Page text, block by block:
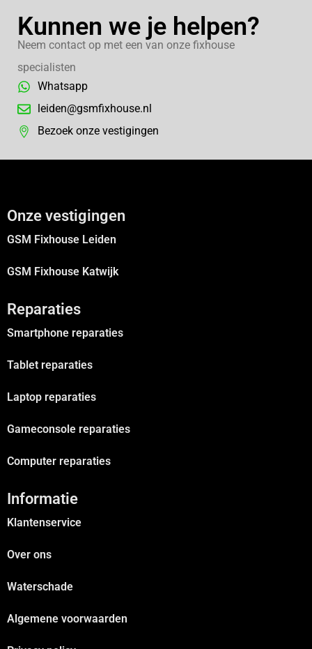
Kunnen we je helpen?
Neem contact op met een van onze fixhouse
specialisten
Whatsapp
leiden@gsmfixhouse.nl
Bezoek onze vestigingen
Onze vestigingen
GSM Fixhouse Leiden
GSM Fixhouse Katwijk
Reparaties
Smartphone reparaties
Tablet reparaties
Laptop reparaties
Gameconsole reparaties
Computer reparaties
Informatie
Klantenservice
Over ons
Waterschade
Algemene voorwaarden